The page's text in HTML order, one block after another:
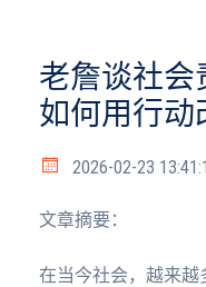
老詹谈社会
如何用行动
2026-02-23
文章摘要：
在当今社会，越来越